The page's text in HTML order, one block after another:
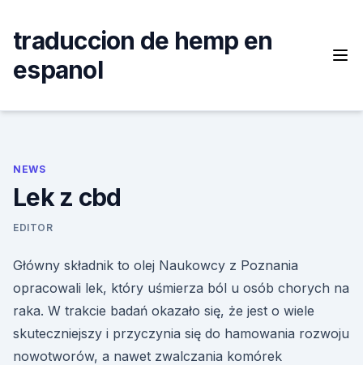
content
traduccion de hemp en
espanol
NEWS
Lek z cbd
EDITOR
Główny składnik to olej Naukowcy z Poznania
opracowali lek, który uśmierza ból u osób chorych na
raka. W trakcie badań okazało się, że jest o wiele
skuteczniejszy i przyczynia się do hamowania rozwoju
nowotworów, a nawet zwalczania komórek